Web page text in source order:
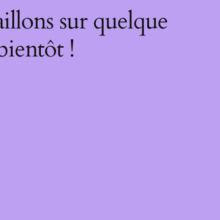
sur quelque
!